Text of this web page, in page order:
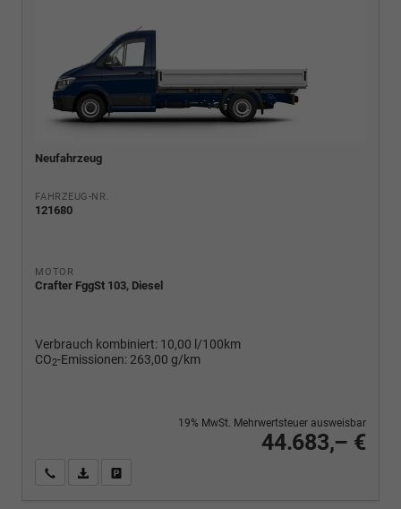
Neufahrzeug
FAHRZEUG-NR.
121680
MOTOR
Crafter FggSt 103, Diesel
Verbrauch kombiniert: 10,00 l/100km
CO2-Emissionen: 263,00 g/km
44.683,– €
19% MwSt. Mehrwertsteuer ausweisbar
Wir rufen Sie anPDF-Fahrzeugexposé drucken